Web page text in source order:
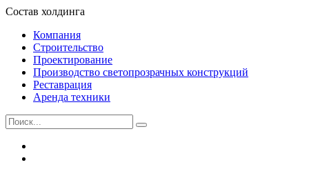
Состав холдинга
Компания
Строительство
Проектирование
Производство светопрозрачных конструкций
Реставрация
Аренда техники